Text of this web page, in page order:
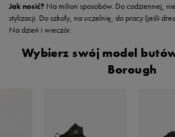
Jak nosić? Na milion sposobów. Do codziennej,
stylizacji. Do szkoły, na uczelnię, do pracy (jeśli
Na dzień i wieczór.
Wybierz swój model
Borough